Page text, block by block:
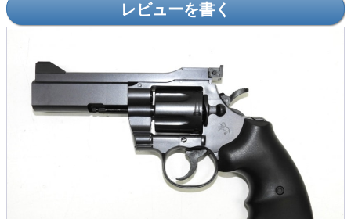
レビューを書く